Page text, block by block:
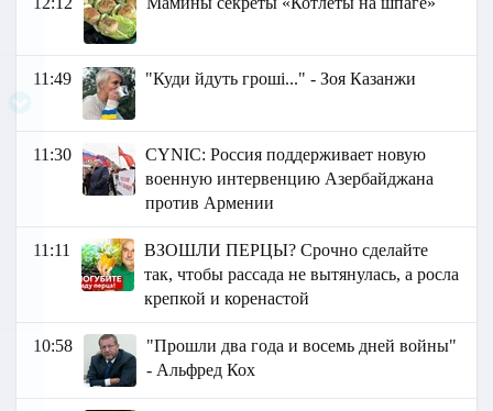
11:49 "Куди йдуть гроші..." - Зоя Казанжи
11:30
СYNIC: Россия поддерживает новую
военную интервенцию Азербайджана
против Армении
11:11
ВЗОШЛИ ПЕРЦЫ? Срочно сделайте
так, чтобы рассада не вытянулась, а росла
крепкой и коренастой
10:58
"Прошли два года и восемь дней войны"
- Альфред Кох